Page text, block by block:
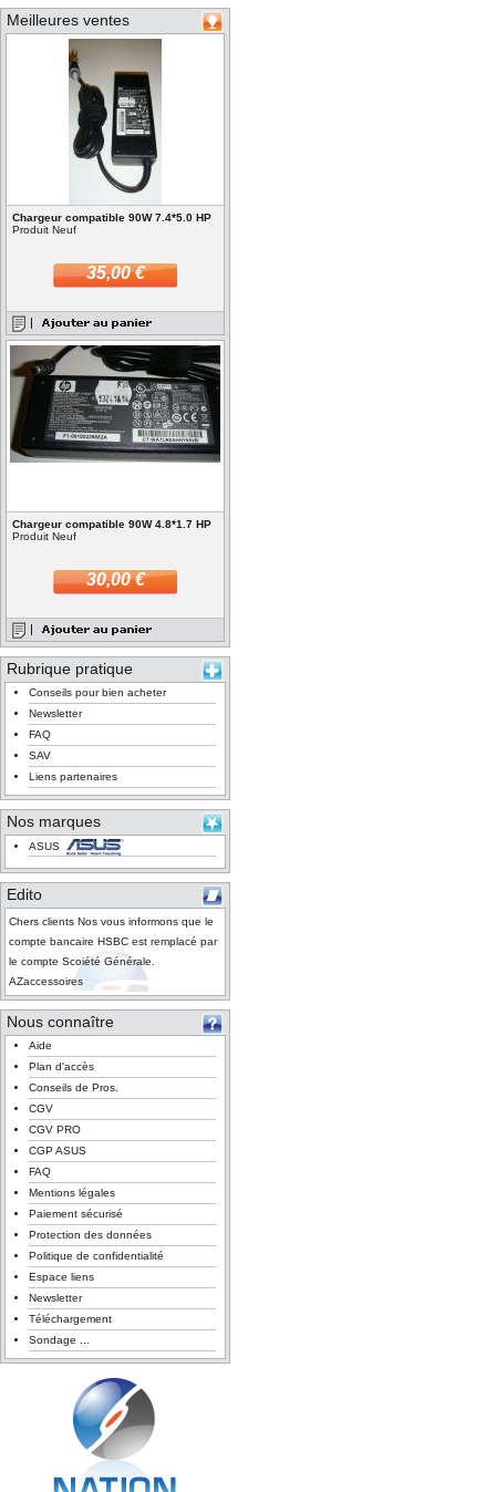
Meilleures ventes
Chargeur compatible 90W 7.4*5.0 HP
Produit Neuf
35,00 €
Chargeur compatible 90W 4.8*1.7 HP
Produit Neuf
30,00 €
Rubrique pratique
Conseils pour bien acheter
Newsletter
FAQ
SAV
Liens partenaires
Nos marques
ASUS
Edito
Chers clients Nos vous informons que le
compte bancaire HSBC est remplacé par
le compte Scoiété Générale.
AZaccessoires
Nous connaître
Aide
Plan d'accès
Conseils de Pros.
CGV
CGV PRO
CGP ASUS
FAQ
Mentions légales
Paiement sécurisé
Protection des données
Politique de confidentialité
Espace liens
Newsletter
Téléchargement
Sondage ...